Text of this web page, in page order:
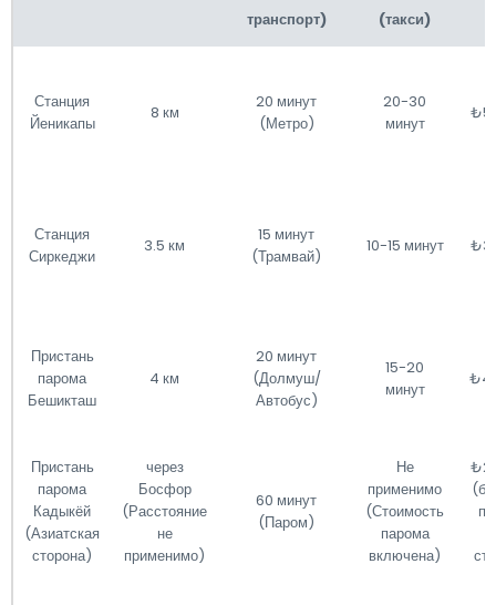
транспорт)
(такси)
Станция
Йеникапы
8 км
20 минут
(Метро)
20-30
минут
Станция
Сиркеджи
3.5 км
15 минут
(Трамвай)
10-15 минут
Пристань
парома
Бешикташ
4 км
20 минут
(Долмуш/
Автобус)
15-20
минут
Пристань
парома
Кадыкёй
(Азиатская
сторона)
через
Босфор
(Расстояние
не
применимо)
60 минут
(Паром)
Не
применимо
(Стоимость
парома
включена)